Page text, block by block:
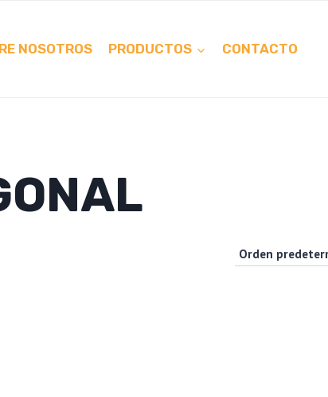
NOSOTROS PRODUCTOS CONTACTO